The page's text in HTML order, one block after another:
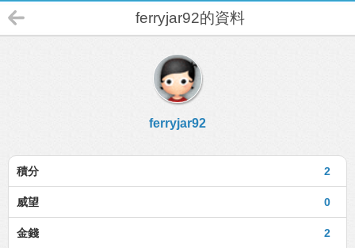
ferryjar92的資料
ferryjar92
2
積分
0
威望
2
金錢